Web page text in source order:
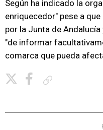
Según ha indicado la
enriquecedor" pese a
por la Junta de
"de informar
comarca que pueda